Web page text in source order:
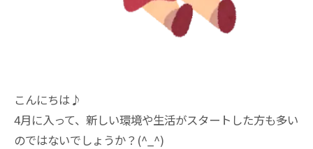
こんにちは♪
4月に入って、 新しい環境や生活がスタートした方も多い
のではないでしょうか？ (^_^)